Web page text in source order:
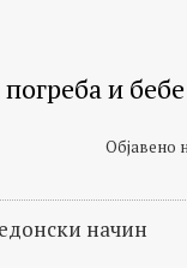
и бебе
Објавено
начин